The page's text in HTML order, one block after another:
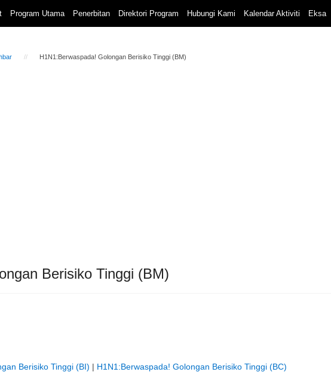
Program Utama Penerbitan Direktori Program Hubungi Kami Kalendar Aktiviti Eksa
H1N1:Berwaspada! Golongan Berisiko Tinggi (BM)
Berisiko Tinggi (BM)
Berisiko Tinggi (BI) | H1N1:Berwaspada! Golongan Berisiko Tinggi (BC)